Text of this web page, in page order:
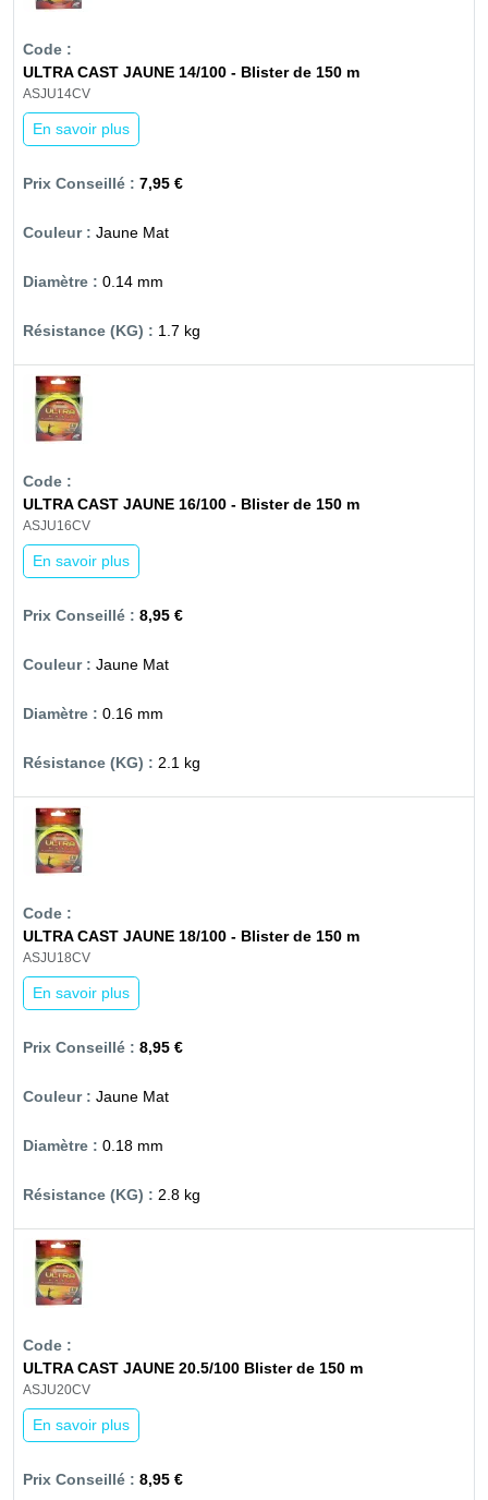
ULTRA CAST JAUNE 14/100 - Blister de 150 m
ASJU14CV
En savoir plus
7,95 €
Jaune Mat
0.14 mm
1.7 kg
ULTRA CAST JAUNE 16/100 - Blister de 150 m
ASJU16CV
En savoir plus
8,95 €
Jaune Mat
0.16 mm
2.1 kg
ULTRA CAST JAUNE 18/100 - Blister de 150 m
ASJU18CV
En savoir plus
8,95 €
Jaune Mat
0.18 mm
2.8 kg
ULTRA CAST JAUNE 20.5/100 Blister de 150 m
ASJU20CV
En savoir plus
8,95 €